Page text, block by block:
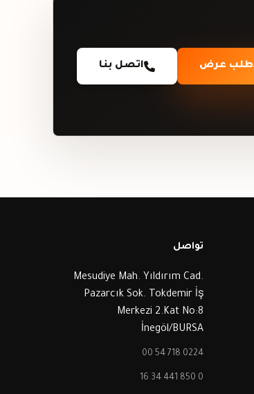
طلب عرض اتصل بنا
تواصل
Mesudiye Mah. Yıldırım Cad.
Pazarcık Sok. Tokdemir İş
Merkezi 2.Kat No:8
İnegöl/BURSA
0224 718 54 00
0 850 441 34 16